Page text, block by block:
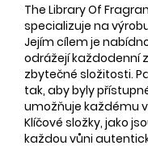
The Library Of
specializuje na
Jejím cílem je
odrážejí každodenní
zbytečné složitosti.
tak, aby byly
umožňuje každému
Klíčové složky, jako
každou vůni